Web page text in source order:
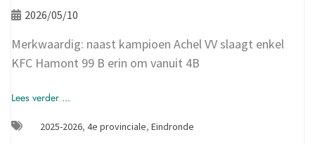
2026/05/10
Merkwaardig: naast kampioen Achel VV slaagt enkel
KFC Hamont 99 B erin om vanuit 4B
Lees verder ...
2025-2026, 4e provinciale, Eindronde